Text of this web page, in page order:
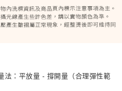
法：平放量 - 撐開量（合理彈性範